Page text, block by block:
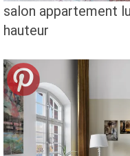
salon appartement
hauteur